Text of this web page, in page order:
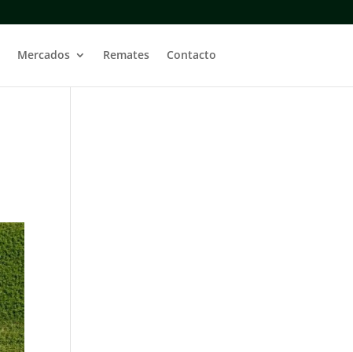
Mercados Remates Contacto